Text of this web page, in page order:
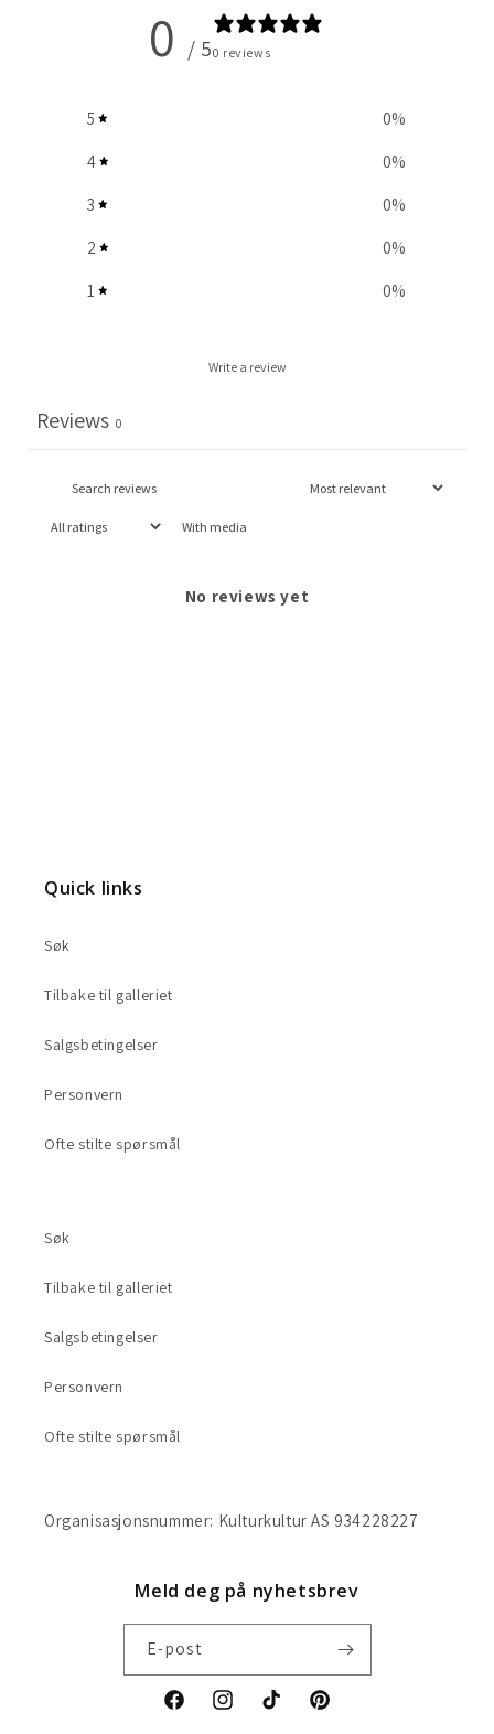
0 / 50 reviews
5 0%
4 0%
3 0%
2 0%
1 0%
Write a review
Reviews 0
With media
No reviews yet
Quick links
Søk
Tilbake til galleriet
Salgsbetingelser
Personvern
Ofte stilte spørsmål
Søk
Tilbake til galleriet
Salgsbetingelser
Personvern
Ofte stilte spørsmål
Organisasjonsnummer: Kulturkultur AS 934228227
Meld deg på nyhetsbrev
E-post
FacebookInstagramTikTok Pinterest